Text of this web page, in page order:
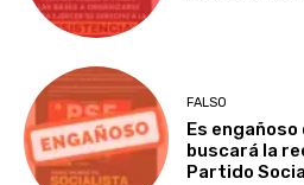
FALSO
Es engañoso
buscará la
Partido